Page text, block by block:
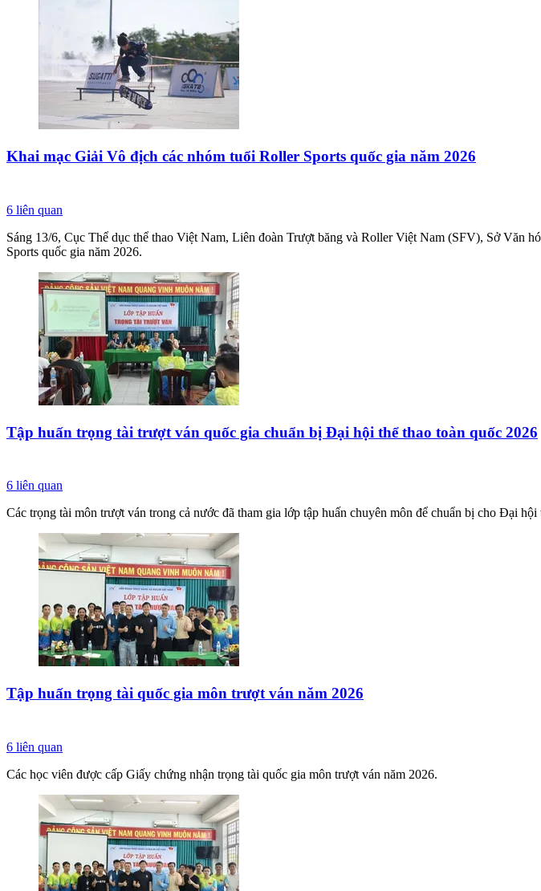
Khai mạc Giải Vô địch các nhóm tuổi Roller Sports quốc gia năm 2026
6 liên quan
Sáng 13/6, Cục Thể dục thể thao Việt Nam, Liên đoàn Trượt băng và Roller Việt Nam (SFV), Sở
Sports quốc gia năm 2026.
Tập huấn trọng tài trượt ván quốc gia chuẩn bị Đại hội thể thao toàn quốc 2026
6 liên quan
Các trọng tài môn trượt ván trong cả nước đã tham gia lớp tập huấn chuyên môn để chuẩn bị cho Đại
Tập huấn trọng tài quốc gia môn trượt ván năm 2026
6 liên quan
Các học viên được cấp Giấy chứng nhận trọng tài quốc gia môn trượt ván năm 2026.